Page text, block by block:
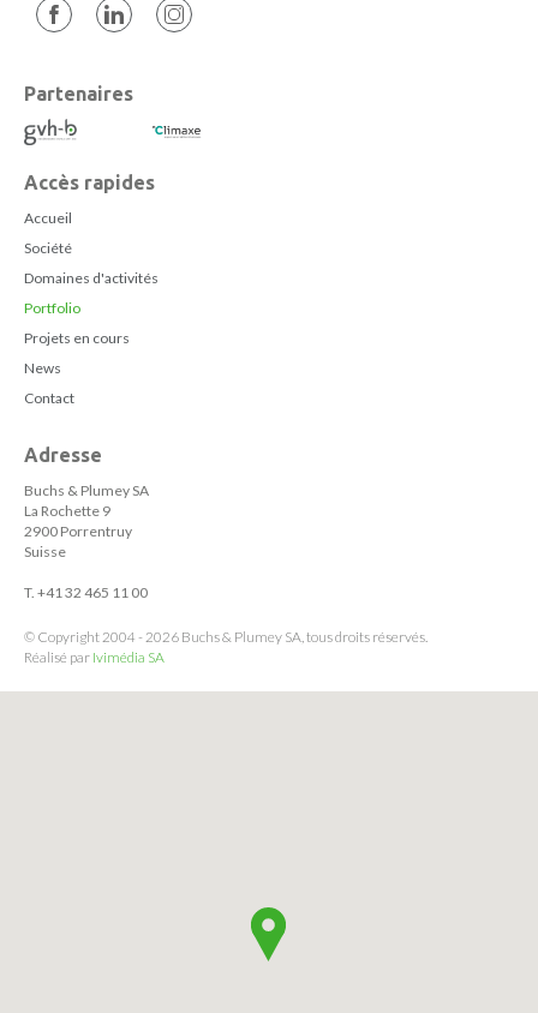
Partenaires
Accès rapides
Accueil
Société
Domaines d'activités
Portfolio
Projets en cours
News
Contact
Adresse
Buchs & Plumey SA
La Rochette 9
2900 Porrentruy
Suisse
T. +41 32 465 11 00
© Copyright 2004 - 2026 Buchs & Plumey SA, tous droits réservés.
Réalisé par Ivimédia SA